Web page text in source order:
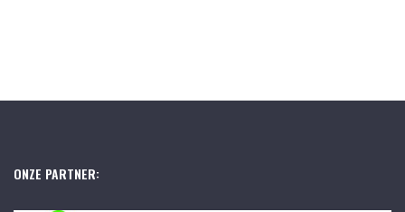
ONZE PARTNER: